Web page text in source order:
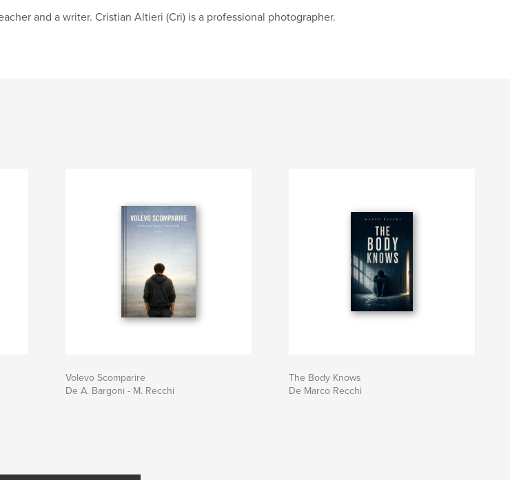
and a writer. Cristian Altieri (Cri) is a professional photographer.
Volevo Scomparire
De A. Bargoni - M. Recchi
The Body Knows
De Marco Recchi